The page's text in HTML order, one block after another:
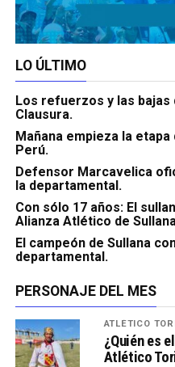
LO ÚLTIMO
Los refuerzos y las
Clausura.
Mañana empieza la
Perú.
Defensor Marcavelica
la departamental.
Con sólo 17 años: El
Alianza Atlético de
El campeón de Sullana
departamental.
PERSONAJE DEL MES
ATLÉTICO
¿Quién es
Atlético